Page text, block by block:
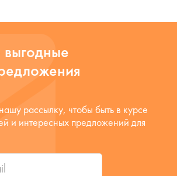
рассылку, чтобы быть в курсе
и интересных предложений для